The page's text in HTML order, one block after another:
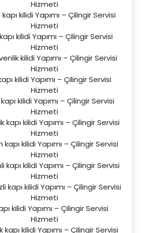
Hizmeti
kilidi Yapımı – Çilingir Servisi
Hizmeti
kilidi Yapımı – Çilingir Servisi
Hizmeti
kilidi Yapımı – Çilingir Servisi
Hizmeti
kilidi Yapımı – Çilingir Servisi
Hizmeti
kilidi Yapımı – Çilingir Servisi
Hizmeti
kilidi Yapımı – Çilingir Servisi
Hizmeti
kilidi Yapımı – Çilingir Servisi
Hizmeti
kapı kilidi Yapımı – Çilingir Servisi
Hizmeti
kapı kilidi Yapımı – Çilingir Servisi
Hizmeti
kilidi Yapımı – Çilingir Servisi
Hizmeti
kilidi Yapımı – Çilingir Servisi